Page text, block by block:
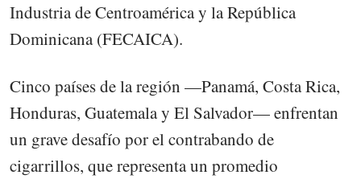
Industria de Centroamérica y la República
Dominicana (FECAICA).
Cinco países de la región —Panamá, Costa Rica,
Honduras, Guatemala y El Salvador— enfrentan
un grave desafío por el contrabando de
cigarrillos, que representa un promedio